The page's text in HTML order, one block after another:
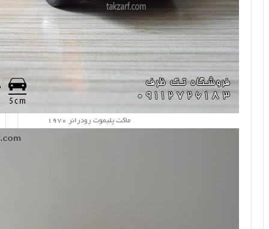
ماکت پلیموت رودرانر 1970